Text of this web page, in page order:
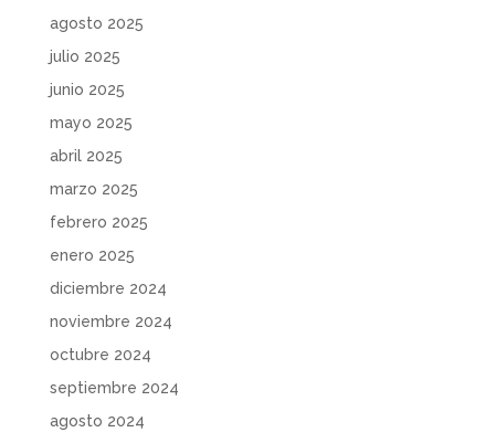
agosto 2025
julio 2025
junio 2025
mayo 2025
abril 2025
marzo 2025
febrero 2025
enero 2025
diciembre 2024
noviembre 2024
octubre 2024
septiembre 2024
agosto 2024